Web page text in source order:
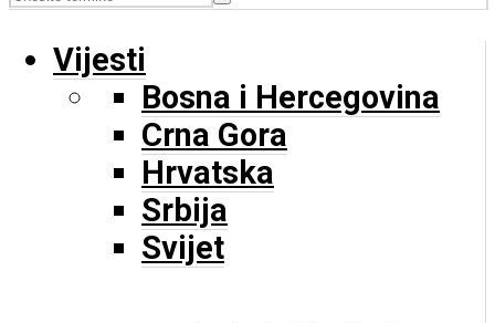
Vijesti
Bosna i Hercegovina
Crna Gora
Hrvatska
Srbija
Svijet